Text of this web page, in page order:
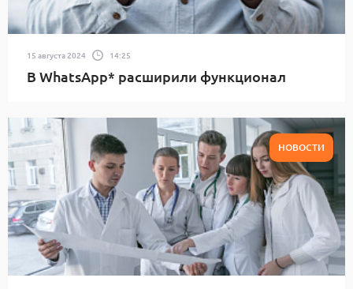
15 августа 2024 14:25
В WhatsApp* расширили функционал
НОВОСТИ